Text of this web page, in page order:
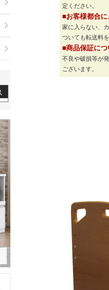
定ください。
■お客様都合
家に入らない、
ついても転送料
■商品保証につ
不良や破損等が
ございます。